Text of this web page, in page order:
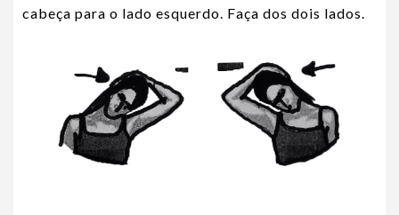
cabeça para o lado esquerdo. Faça dos dois lados.